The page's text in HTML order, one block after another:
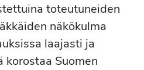
toteutuneiden
näkökulma
laajasti ja
korostaa Suomen